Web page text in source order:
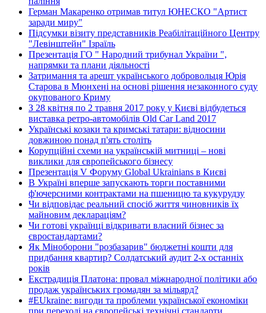
Герман Макаренко отримав титул ЮНЕСКО "Артист
заради миру"
Підсумки візиту представників Реабілітаційного Центру
"Левінштейн" Ізраїль
Презентація ГО " Народний трибунал України ",
напрямки та плани діяльності
Затримання та арешт українського добровольця Юрія
Старова в Мюнхені на основі рішення незаконного суду
окупованого Криму
З 28 квітня по 2 травня 2017 року у Києві відбудеться
виставка ретро-автомобілів Old Car Land 2017
Українські козаки та кримські татари: відносини
довжиною понад п'ять століть
Корупційні схеми на українській митниці – нові
виклики для європейського бізнесу
Презентація V Форуму Global Ukrainians в Києві
В Україні вперше запускають торги поставними
ф'ючерсними контрактами на пшеницю та кукурудзу
Чи відповідає реальний спосіб життя чиновників їх
майновим деклараціям?
Чи готові українці відкривати власний бізнес за
євростандартами?
Як Міноборони "розбазарив" бюджетні кошти для
придбання квартир? Солдатський аудит 2-х останніх
років
Екстрадиція Платона: провал міжнародної політики або
продаж українських громадян за мільярд?
#EUkraine: вигоди та проблеми української економіки
при переході на європейські технічні стандарти